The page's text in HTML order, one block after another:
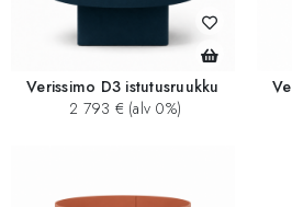
Verissimo D3 istutusruukku
2 793 € (alv 0%)